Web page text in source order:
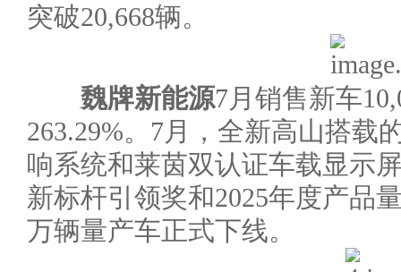
突破20,668辆。
魏牌新能源7月销售新车
263.29%。7月，全新高山搭载
响系统和莱茵双认证车载显示
新标杆引领奖和2025年度产品
万辆量产车正式下线。